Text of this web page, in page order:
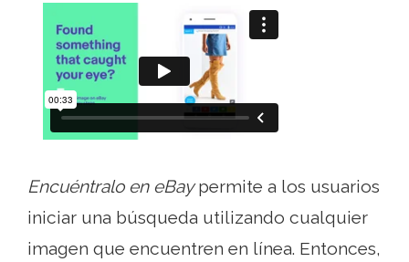
Encuéntralo en eBaypermite a los usuarios
iniciar una búsqueda utilizando cualquier
imagen que encuentren en línea. Entonces,